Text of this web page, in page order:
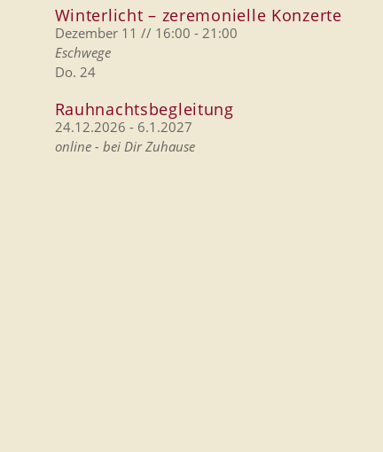
Winterlicht – zeremonielle Konzerte
Dezember 11 // 16:00 - 21:00
Eschwege
Do. 24
Rauhnachtsbegleitung
24.12.2026 - 6.1.2027
online - bei Dir Zuhause